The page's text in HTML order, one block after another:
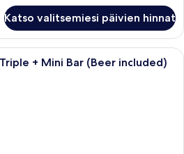
Katso valitsemiesi päivien hinnat
Pringles-sipsejä, Terra-olutta,
+ Mini Bar (Beer included)